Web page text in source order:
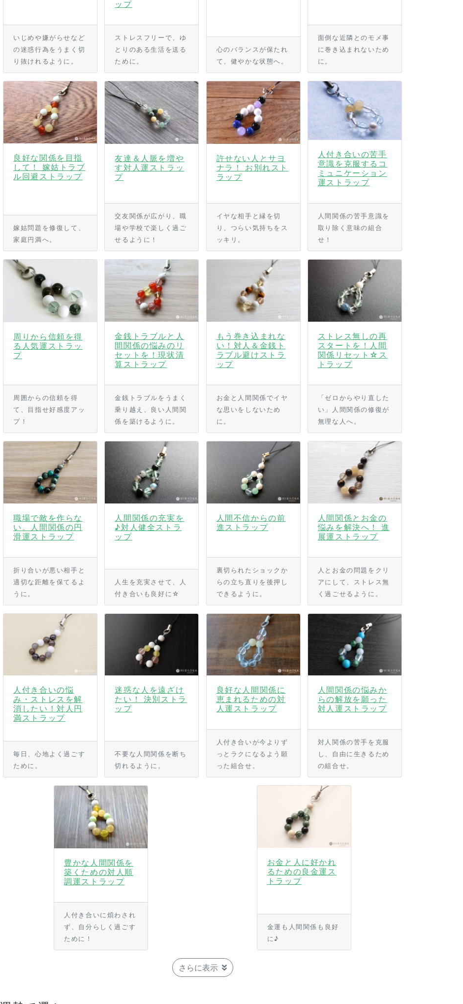
いじめや嫌がらせなど
の迷惑行為をうまく切
り抜けれるように。
ップ
ストレスフリーで、ゆ
とりのある生活を送る
ために。
心のバランスが保たれ
て、健やかな状態へ。
面倒な近隣とのモメ事
に巻き込まれないため
に。
良好な関係を目指
して！ 嫁姑トラブ
ル回避ストラップ
嫁姑問題を修復して、
家庭円満へ。
友達＆人脈を増や
す対人運ストラッ
プ
交友関係が広がり、職
場や学校で楽しく過ご
せるように！
許せない人とサヨ
ナラ！ お別れスト
ラップ
イヤな相手と縁を切
り、つらい気持ちをス
ッキリ。
人付き合いの苦手
意識を克服するコ
ミュニケーション
運ストラップ
人間関係の苦手意識を
取り除く意味の組合
せ！
周りから信頼を得
る人気運ストラッ
プ
周囲からの信頼を得
て、目指せ好感度アッ
プ！
金銭トラブルと人
間関係の悩みのリ
セットを！現状清
算ストラップ
金銭トラブルをうまく
乗り越え、良い人間関
係を築けるように。
もう巻き込まれな
い！対人＆金銭ト
ラブル避けストラ
ップ
お金と人間関係でイヤ
な思いをしないため
に。
ストレス無しの再
スタートを！人間
関係リセット☆ス
トラップ
「ゼロからやり直した
い」人間関係の修復が
無理な人へ。
職場で敵を作らな
い。人間関係の円
滑運ストラップ
折り合いが悪い相手と
適切な距離を保てるよ
うに。
人間関係の充実を
♪対人健全ストラ
ップ
人生を充実させて、人
付き合いも良好に☆
人間不信からの前
進ストラップ
裏切られたショックか
らの立ち直りを後押し
できるように。
人間関係とお金の
悩みを解決へ！ 進
展運ストラップ
人とお金の問題をクリ
アにして、ストレス無
く過ごせるように。
人付き合いの悩
み・ストレスを解
消したい！対人円
満ストラップ
毎日、心地よく過ごす
ために。
迷惑な人を遠ざけ
たい！ 決別ストラ
ップ
不要な人間関係を断ち
切れるように。
良好な人間関係に
恵まれるための対
人運ストラップ
人付き合いが今よりず
っとラクになるよう願
った組合せ。
人間関係の悩みか
らの解放を願った
対人運ストラップ
対人関係の苦手を克服
し、自由に生きるため
の組合せ。
豊かな人間関係を
築くための対人順
調運ストラップ
人付き合いに煩わされ
ず、自分らしく過ごす
ために！
お金と人に好かれ
るための良金運ス
トラップ
金運も人間関係も良好
に♪
さらに表示